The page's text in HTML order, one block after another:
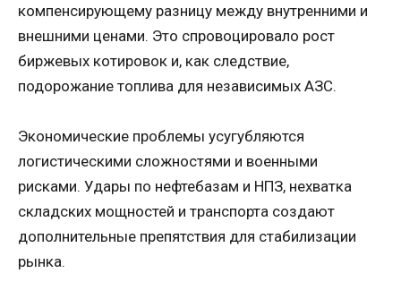
компенсирующему разницу между внутренними и
внешними ценами. Это спровоцировало рост
биржевых котировок и, как следствие,
подорожание топлива для независимых АЗС.
Экономические проблемы усугубляются
логистическими сложностями и военными
рисками. Удары по нефтебазам и НПЗ, нехватка
складских мощностей и транспорта создают
дополнительные препятствия для стабилизации
рынка.